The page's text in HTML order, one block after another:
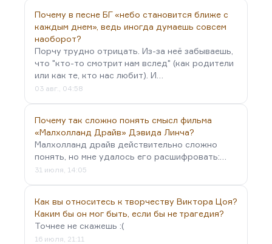
Почему в песне БГ «небо становится ближе с
каждым днем», ведь иногда думаешь совсем
наоборот?
Порчу трудно отрицать. Из-за неё забываешь,
что "кто-то смотрит нам вслед" (как родители
или как те, кто нас любит). И…
03 авг., 04:58
Почему так сложно понять смысл фильма
«Малхолланд Драйв» Дэвида Линча?
Малхолланд драйв действительно сложно
понять, но мне удалось его расшифровать:…
31 июля, 14:05
Как вы относитесь к творчеству Виктора Цоя?
Каким бы он мог быть, если бы не трагедия?
Точнее не скажешь :(
16 июля, 21:11